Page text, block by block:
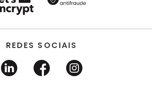
REDES SOCIAIS